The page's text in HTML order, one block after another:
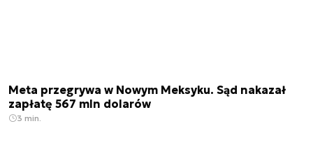
Meta przegrywa w Nowym Meksyku. Sąd nakazał
zapłatę 567 mln dolarów
3 min.